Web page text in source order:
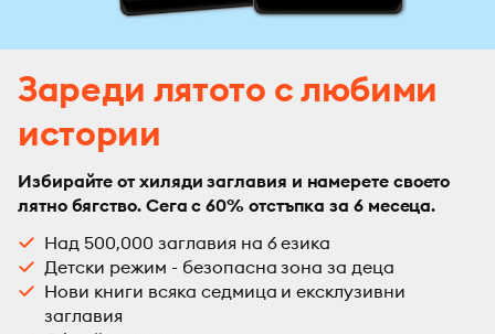
Зареди лятото с любими
истории
Избирайте от хиляди заглавия и намерете своето
лятно бягство. Сега с 60% отстъпка за 6 месеца.
Над 500,000 заглавия на 6 езика
Детски режим - безопасна зона за деца
Нови книги всяка седмица и ексклузивни
заглавия